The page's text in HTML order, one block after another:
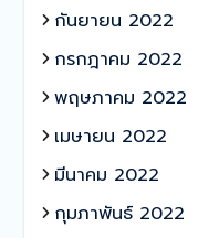
กันยายน 2022
กรกฎาคม 2022
พฤษภาคม 2022
เมษายน 2022
มีนาคม 2022
กุมภาพันธ์ 2022